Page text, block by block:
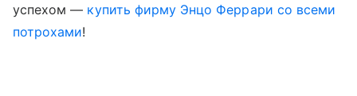
успехом — купить фирму Энцо Феррари со всеми
потрохами!